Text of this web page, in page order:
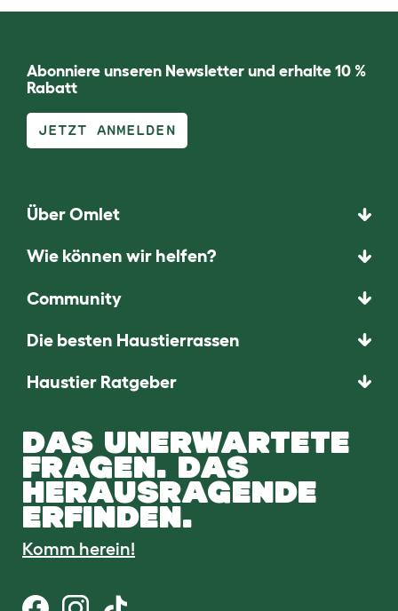
Abonniere unseren Newsletter und erhalte 10 %
Rabatt
JETZT ANMELDEN
Über Omlet
Wie können wir helfen?
Community
Die besten Haustierrassen
Haustier Ratgeber
DAS UNERWARTETE
FRAGEN. DAS
HERAUSRAGENDE
ERFINDEN.
Komm herein!